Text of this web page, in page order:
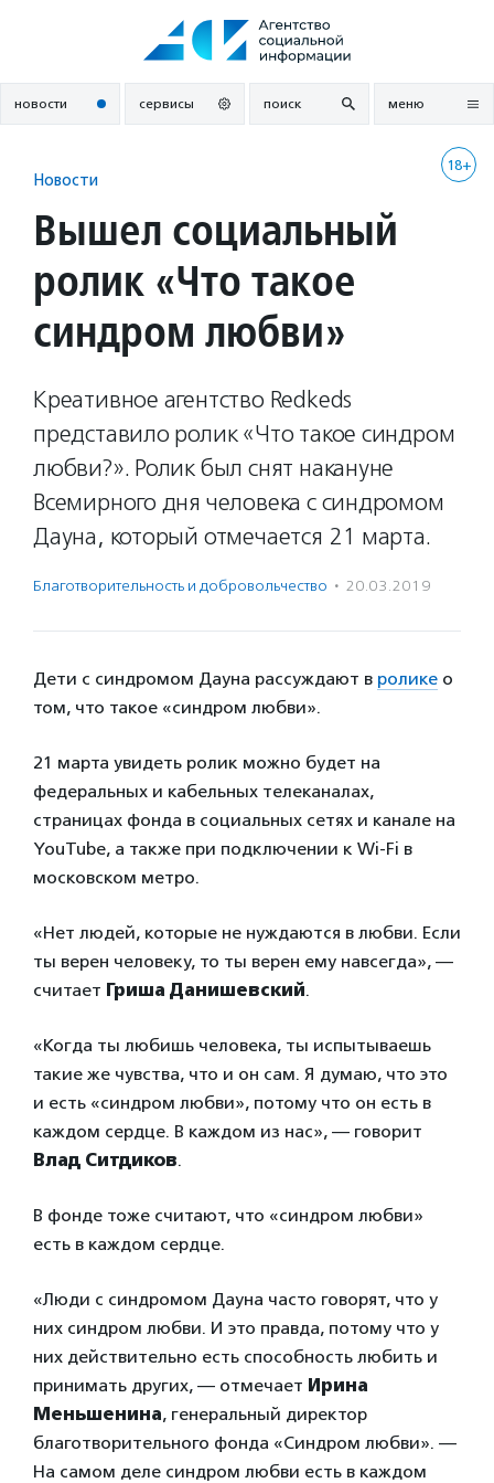
новости сервисы поиск меню
18+
Новости
Вышел социальный
ролик «Что такое
синдром любви»
Креативное агентство Redkeds
представило ролик «Что такое синдром
любви?». Ролик был снят накануне
Всемирного дня человека с синдромом
Дауна, который отмечается 21 марта.
Благотвори­тель­ность и доброволь­чест­во · 20.03.2019
Дети с синдромом Дауна рассуждают в ролике о
том, что такое «синдром любви».
21 марта увидеть ролик можно будет на
федеральных и кабельных телеканалах,
страницах фонда в социальных сетях и канале на
YouTube, а также при подключении к Wi-Fi в
московском метро.
«Нет людей, которые не нуждаются в любви. Если
ты верен человеку, то ты верен ему навсегда», —
считает Гриша Данишевский.
«Когда ты любишь человека, ты испытываешь
такие же чувства, что и он сам. Я думаю, что это
и есть «синдром любви», потому что он есть в
каждом сердце. В каждом из нас», — говорит
Влад Ситдиков.
В фонде тоже считают, что «синдром любви»
есть в каждом сердце.
«Люди с синдромом Дауна часто говорят, что у
них синдром любви. И это правда, потому что у
них действительно есть способность любить и
принимать других, — отмечает Ирина
Меньшенина, генеральный директор
благотворительного фонда «Синдром любви». —
На самом деле синдром любви есть в каждом